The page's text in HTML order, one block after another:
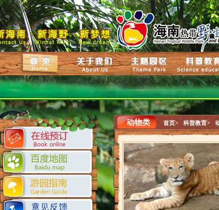
动物类 首页> 科普教育>